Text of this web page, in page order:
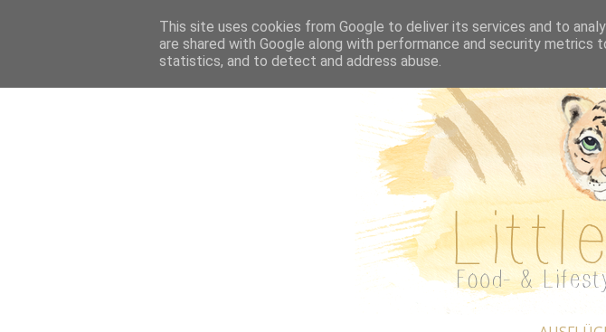
This site uses cookies from Google to deliver its services and to
are shared with Google along with performance and security metrics
statistics, and to detect and address abuse.